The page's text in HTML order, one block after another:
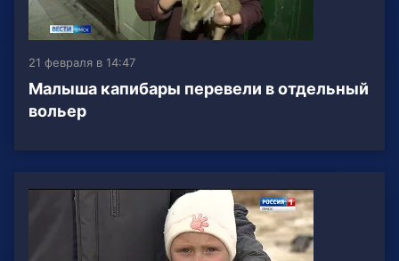
21 февраля в 14:47
Малыша капибары перевели в отдельный
вольер